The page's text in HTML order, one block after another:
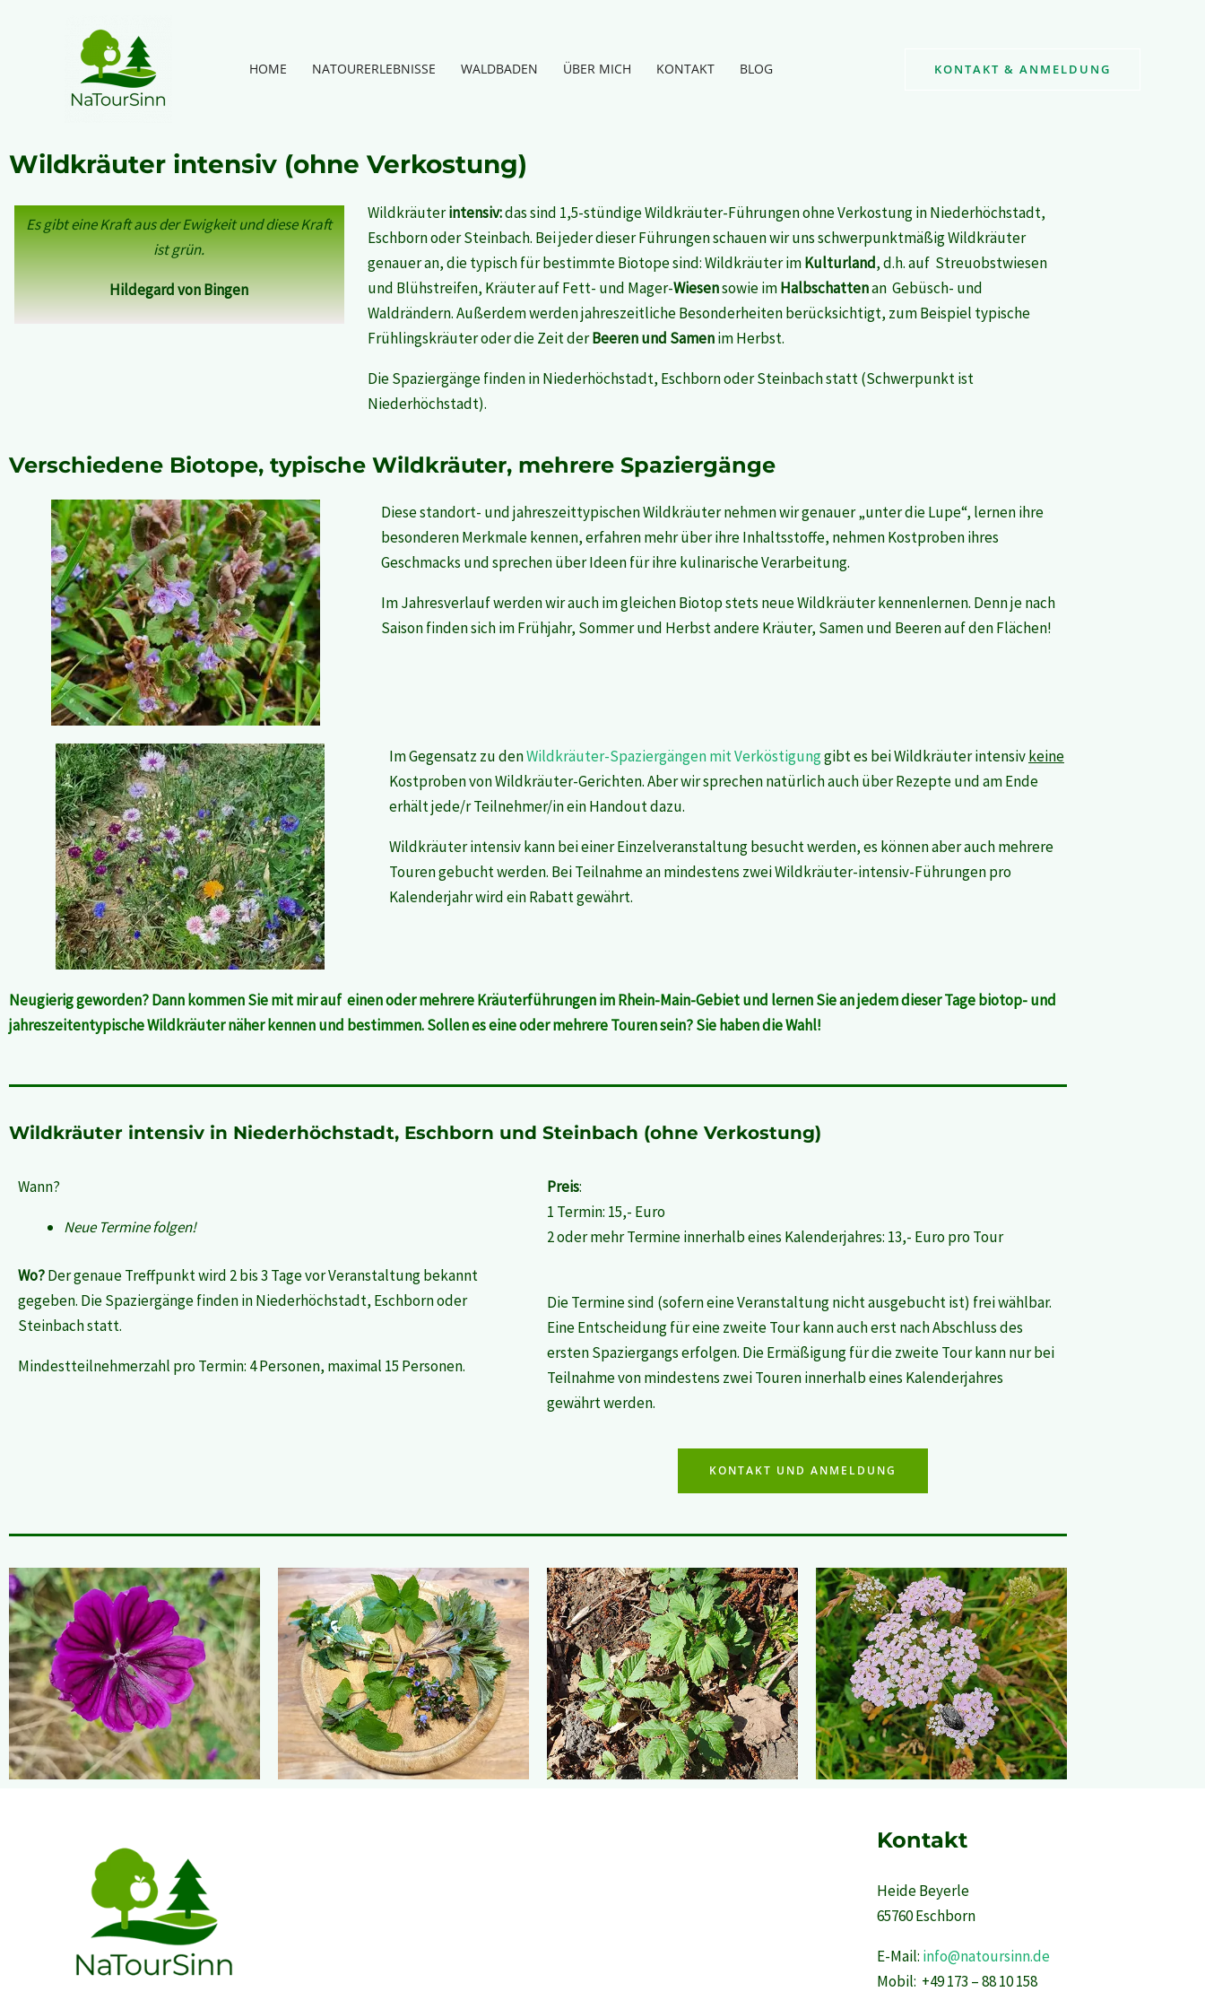
HOME NATOURERLEBNISSE WALDBADEN ÜBER MICH KONTAKT BLOG KONTAKT & ANMELDUNG
Wildkräuter intensiv (ohne Verkostung)
Es gibt eine Kraft aus der Ewigkeit und diese Kraft
ist grün.
Hildegard von Bingen
Wildkräuterintensiv:das sind 1,5-stündige Wildkräuter-Führungen ohne Verkostung in Niederhöchstadt,
Eschborn oder Steinbach. Bei jeder dieser Führungen schauen wir uns schwerpunktmäßig Wildkräuter
genauer an, die typisch für bestimmte Biotope sind: Wildkräuter imKulturland, d.h. auf Streuobstwiesen
und Blühstreifen, Kräuter auf Fett- und Mager-Wiesensowie imHalbschattenan Gebüsch- und
Waldrändern. Außerdem werden jahreszeitliche Besonderheiten berücksichtigt, zum Beispiel typische
Frühlingskräuter oder die Zeit derBeeren und Samenim Herbst.
Die Spaziergänge finden in Niederhöchstadt, Eschborn oder Steinbach statt (Schwerpunkt ist
Niederhöchstadt).
Verschiedene Biotope, typische Wildkräuter, mehrere Spaziergänge
Diese standort- und jahreszeittypischen Wildkräuter nehmen wir genauer „unter die Lupe“, lernen ihre
besonderen Merkmale kennen,erfahren mehr über ihre Inhaltsstoffe, nehmen Kostproben ihres
Geschmacks und sprechen über Ideen für ihre kulinarische Verarbeitung.
Im Jahresverlauf werden wir auch im gleichen Biotop stets neue Wildkräuter kennenlernen. Denn je nach
Saison finden sich im Frühjahr, Sommer und Herbst andere Kräuter, Samen und Beeren auf den Flächen!
Im Gegensatz zu denWildkräuter-Spaziergängen mit Verköstigunggibt es bei Wildkräuter intensivkeine
Kostproben von Wildkräuter-Gerichten. Aber wir sprechen natürlich auch über Rezepte und am Ende
erhält jede/r Teilnehmer/in ein Handout dazu.
Wildkräuter intensiv kann bei einer Einzelveranstaltung besucht werden, es können aber auch mehrere
Touren gebucht werden. Bei Teilnahme an mindestens zwei Wildkräuter-intensiv-Führungen pro
Kalenderjahr wird ein Rabatt gewährt.
Neugierig geworden? Dann kommen Sie mit mir auf einen oder mehrere Kräuterführungen im Rhein-Main-Gebiet und lernen Sie an jedem dieser Tage biotop- und
jahreszeitentypische Wildkräuter näher kennen und bestimmen. Sollen es eine oder mehrere Touren sein? Sie haben die Wahl!
Wildkräuter intensiv in Niederhöchstadt, Eschborn und Steinbach (ohne Verkostung)
Wann?
Neue Termine folgen!
Wo?Der genaue Treffpunkt wird 2 bis 3 Tage vor Veranstaltung bekannt
gegeben. Die Spaziergänge finden in Niederhöchstadt, Eschborn oder
Steinbach statt.
Mindestteilnehmerzahl pro Termin: 4 Personen, maximal 15 Personen.
Preis:
1 Termin: 15,- Euro
2 oder mehr Termine innerhalb eines Kalenderjahres: 13,- Euro pro Tour
Die Termine sind (sofern eine Veranstaltung nicht ausgebucht ist) frei wählbar.
Eine Entscheidung für eine zweite Tour kann auch erst nach Abschluss des
ersten Spaziergangs erfolgen. Die Ermäßigung für die zweite Tour kann nur bei
Teilnahme von mindestens zwei Touren innerhalb eines Kalenderjahres
gewährt werden.
KONTAKT UND ANMELDUNG
Kontakt
Heide Beyerle
65760 Eschborn
E-Mail: info@natoursinn.de
Mobil: +49 173 – 88 10 158